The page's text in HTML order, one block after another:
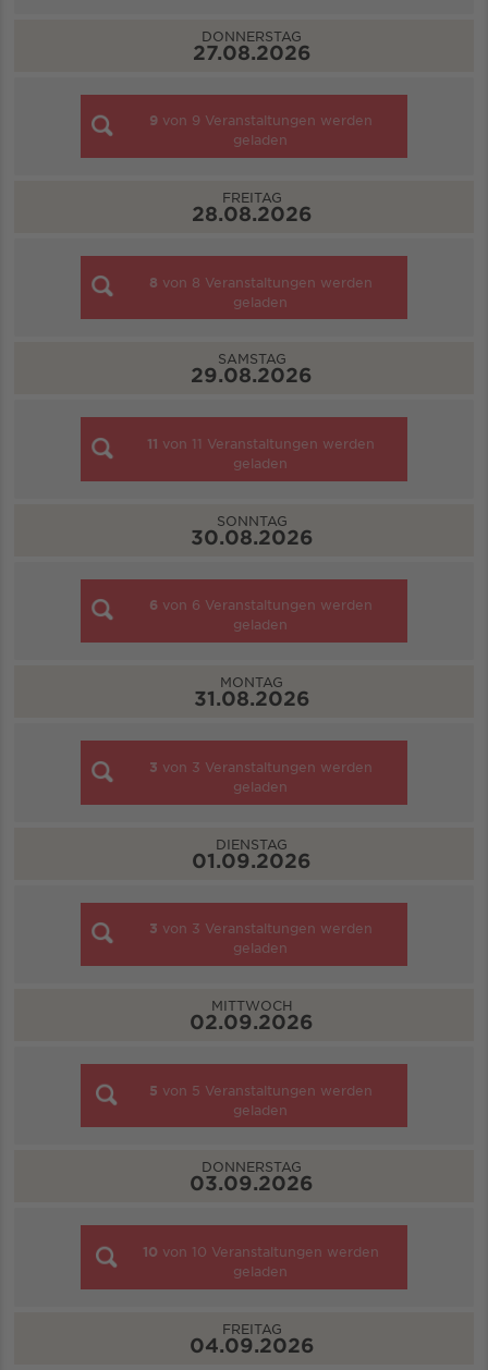
DONNERSTAG
27.08.2026
9 von 9 Veranstaltungen werden
geladen
FREITAG
28.08.2026
8 von 8 Veranstaltungen werden
geladen
SAMSTAG
29.08.2026
11 von 11 Veranstaltungen werden
geladen
SONNTAG
30.08.2026
6 von 6 Veranstaltungen werden
geladen
MONTAG
31.08.2026
3 von 3 Veranstaltungen werden
geladen
DIENSTAG
01.09.2026
3 von 3 Veranstaltungen werden
geladen
MITTWOCH
02.09.2026
5 von 5 Veranstaltungen werden
geladen
DONNERSTAG
03.09.2026
10 von 10 Veranstaltungen werden
geladen
FREITAG
04.09.2026